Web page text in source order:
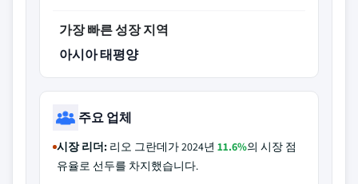
가장 빠른 성장 지역
아시아 태평양
주요 업체
시장 리더: 리오 그란데가 2024년 11.6%의 시장 점
유율로 선두를 차지했습니다.